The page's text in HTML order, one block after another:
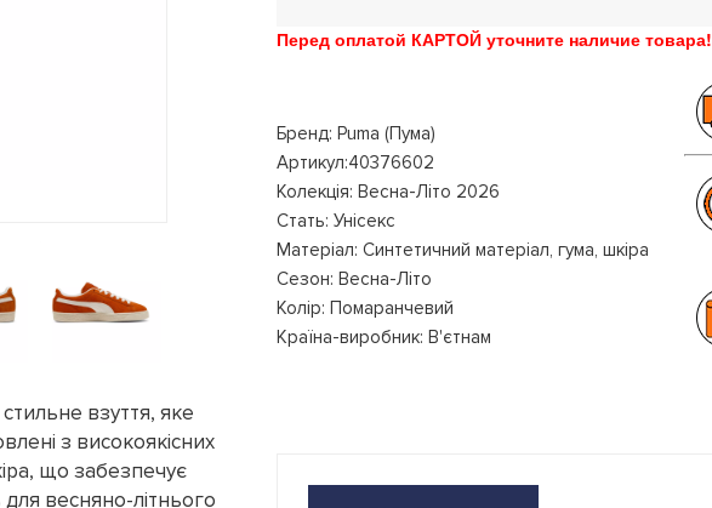
взуття, яке
з високоякісних
що забезпечує
для весняно-літнього
Перед оплатой КАРТОЙ уточните наличие товара!
Бренд: Puma (Пума)
Артикул:40376602
Колекція: Весна-Літо 2026
Стать: Унісекс
Матеріал: Синтетичний матеріал, гума, шкіра
Сезон: Весна-Літо
Колір: Помаранчевий
Країна-виробник: В'єтнам